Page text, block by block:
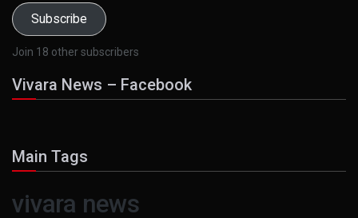
Subscribe
Join 18 other subscribers
Vivara News – Facebook
Main Tags
vivara news